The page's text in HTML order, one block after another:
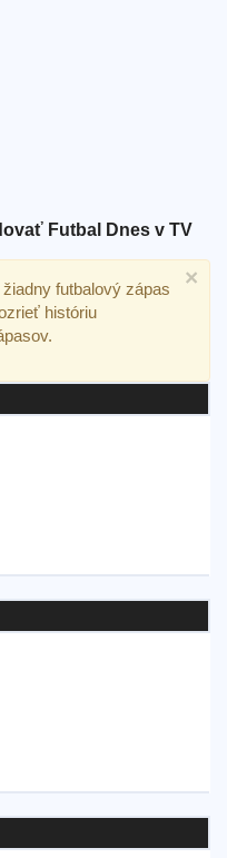
Futbal Dnes v TV
×
futbalový zápas
históriu